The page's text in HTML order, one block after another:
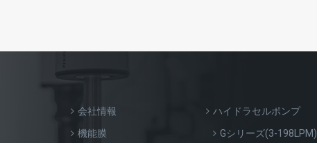
会社情報
機能膜
ハイドラセルポンプ
Gシリーズ(3-198LPM)